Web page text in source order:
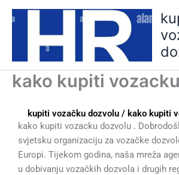
Skip
kako kupiti
kupiti vozačku dozvolu / kako kupiti
kako kupiti vozacku dozvolu .
svjetsku organizaciju za vozačke
Europi. Tijekom godina, naša mreža
u dobivanju vozačkih dozvola i drugih